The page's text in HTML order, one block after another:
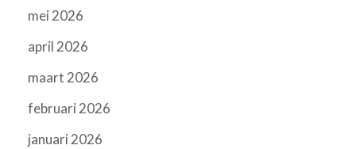
mei 2026
april 2026
maart 2026
februari 2026
januari 2026